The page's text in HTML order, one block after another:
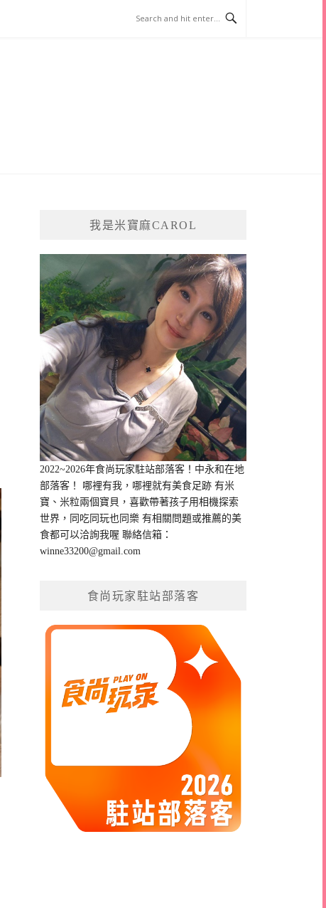
我是米寶麻CAROL
2022~2026年食尚玩家駐站部落客！中永和在地
部落客！ 哪裡有我，哪裡就有美食足跡 有米
寶、米粒兩個寶貝，喜歡帶著孩子用相機探索
世界，同吃同玩也同樂 有相關問題或推薦的美
食都可以洽詢我喔 聯絡信箱：
winne33200@gmail.com
食尚玩家駐站部落客